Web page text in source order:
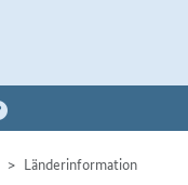
Länderinformation